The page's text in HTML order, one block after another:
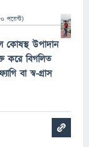
পয়েন্ট)
কোষস্থ উপাদান
করে বিগলিত
বা স্ব-গ্রাস